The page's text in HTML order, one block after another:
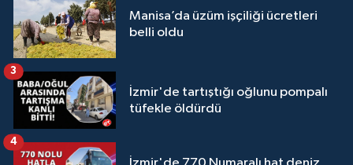
Manisa’da üzüm işçiliği ücretleri
belli oldu
İzmir'de tartıştığı oğlunu pompalı
tüfekle öldürdü
3
4